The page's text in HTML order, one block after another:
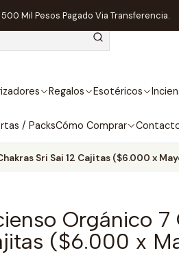
Regalos Esotéricos
/ PacksCómo Comprar
Mil Pesos Pagado Via Transferencia.
Sri Sai 12 Cajitas ($6.000 x
Orgánico 7
($6.000 x